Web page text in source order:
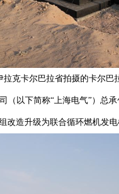
拉克卡尔巴拉省拍摄的卡尔
（以下简称“上海电气”）总
造升级为联合循环燃机发电